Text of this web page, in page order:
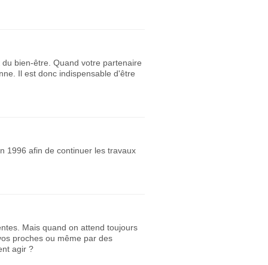
bien-être. Quand votre partenaire
Il est donc indispensable d'être
1996 afin de continuer les travaux
Mais quand on attend toujours
proches ou même par des
agir ?